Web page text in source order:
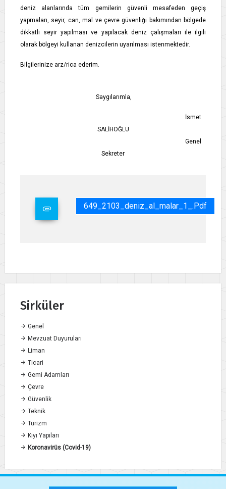
deniz alanlarında tüm gemilerin güvenli mesafeden geçiş
yapmaları, seyir, can, mal ve çevre güvenliği bakımından bölgede
dikkatli seyir yapılması ve yapılacak deniz çalışmaları ile ilgili
olarak bölgeyi kullanan denizcilerin uyarılması istenmektedir.
Bilgilerinize arz/rica ederim.
Saygılarımla,
İsmet
SALİHOĞLU
Genel
Sekreter
649_2103_deniz_al_malar_1_.pdf
Sirküler
Genel
Mevzuat Duyuruları
Liman
Ticari
Gemi Adamları
Çevre
Güvenlik
Teknik
Turizm
Kıyı Yapıları
Koronavirüs (Covid-19)